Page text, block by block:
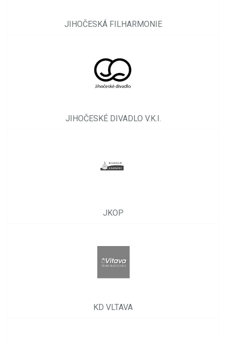
JIHOČESKÁ FILHARMONIE
JIHOČESKÉ DIVADLO V.K.I.
JKOP
KD VLTAVA